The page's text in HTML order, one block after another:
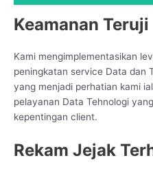
Keamanan Teruji
Kami mengimplementasikan
peningkatan service Data dan
yang menjadi perhatian kami
pelayanan Data Tehnologi
kepentingan client.
Rekam Jejak